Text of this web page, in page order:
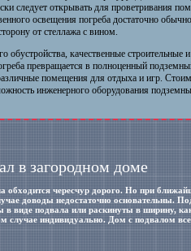
следует открывать для проветривания
освещения погреба достаточно
от стеллажа с вином.
обустройства, качественные строительные
превращается в полноценный
помещения для отдыха и игр.
инженерного оборудования
в загородном доме
обходится чересчур дорого. Но при
доводы недостаточно основательны.
подвала или раскинуты в ширину, как
случае индивидуально. Дом с подвалом